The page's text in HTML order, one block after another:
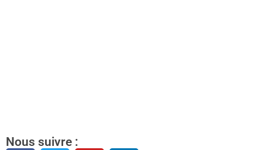
Nous suivre :